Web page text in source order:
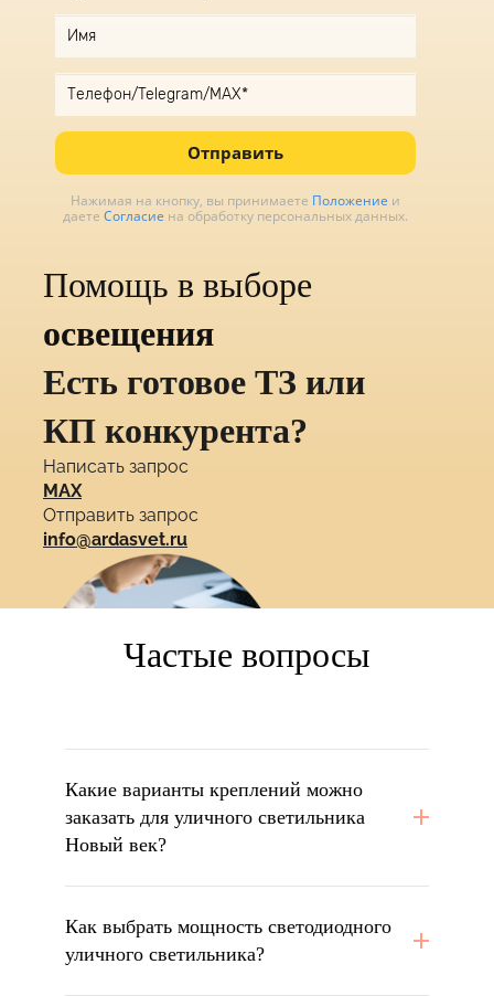
Отправить
Нажимая на кнопку, вы принимаете Положение и
даете Согласие на обработку персональных данных.
Помощь в выборе
освещения
Есть готовое ТЗ или
КП конкурента?
Написать запрос
MAX
Отправить запрос
info@ardasvet.ru
Частые вопросы
Какие варианты креплений можно
заказать для уличного светильника
Новый век?
Как выбрать мощность светодиодного
уличного светильника?